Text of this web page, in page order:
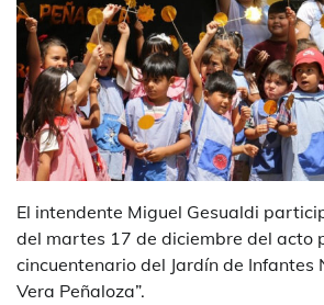
El intendente Miguel Gesualdi
del martes 17 de diciembre del acto
cincuentenario del Jardín de Infantes
Vera Peñaloza”.